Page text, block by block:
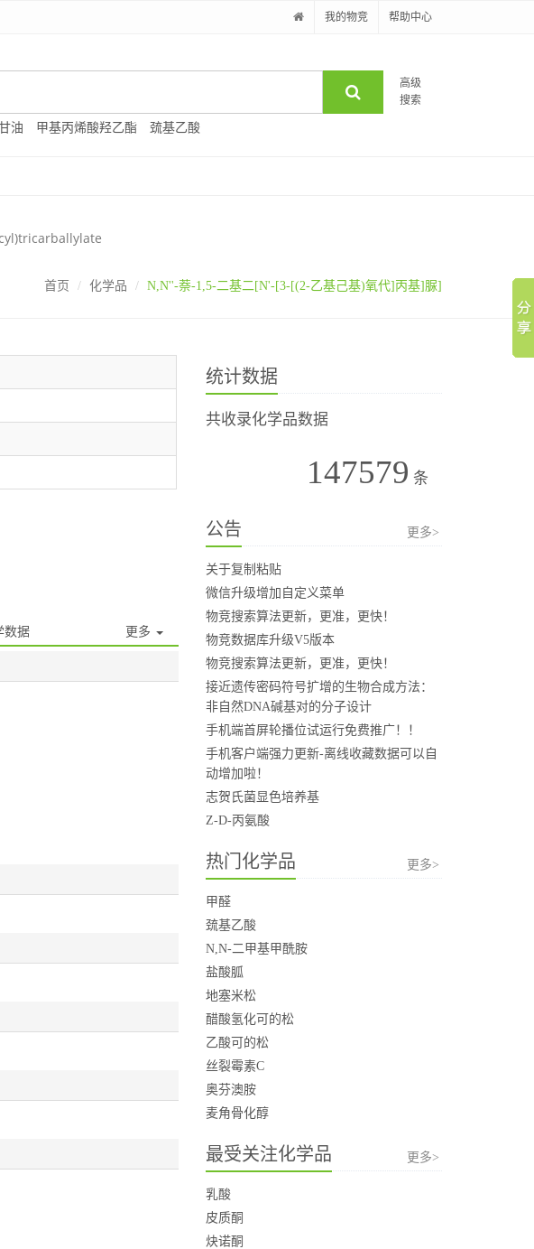
我的物竞 帮助中心
高级
搜索
油 甲基丙烯酸羟乙酯 巯基乙酸
首页 化学品 N,N''-萘-1,5-二基二[N'-[3-[(2-乙基己基)氧代]丙基]脲]
数据 更多
统计数据
共收录化学品数据
147579 条
公告 更多>
关于复制粘贴
微信升级增加自定义菜单
物竞搜索算法更新，更准，更快！
物竞数据库升级V5版本
物竞搜索算法更新，更准，更快！
接近遗传密码符号扩增的生物合成方法：
非自然DNA碱基对的分子设计
手机端首屏轮播位试运行免费推广！！
手机客户端强力更新-离线收藏数据可以自
动增加啦！
志贺氏菌显色培养基
Z-D-丙氨酸
热门化学品 更多>
甲醛
巯基乙酸
N,N-二甲基甲酰胺
盐酸胍
地塞米松
醋酸氢化可的松
乙酸可的松
丝裂霉素C
奥芬澳胺
麦角骨化醇
最受关注化学品 更多>
乳酸
皮质酮
炔诺酮